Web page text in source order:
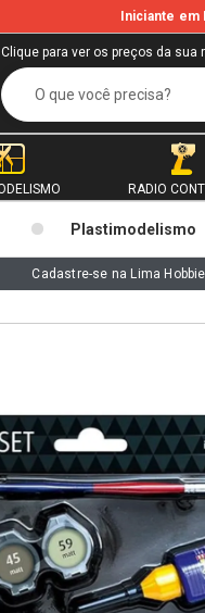
Iniciante
Clique para ver os preços da sua
RADIO
Plastimodelismo
Cadastre-se na Lima